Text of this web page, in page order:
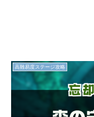
高難易度ステージ攻略